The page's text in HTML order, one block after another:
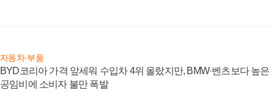
자동차·부품
BYD코리아 가격 앞세워 수입차 4위 올랐지만, BMW·벤츠보다 높은
공임비에 소비자 불만 폭발